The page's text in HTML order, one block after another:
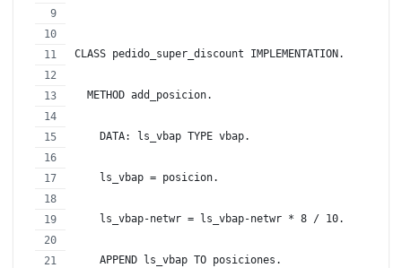
CLASS pedido_super_discount IMPLEMENTATION.
  METHOD add_posicion.
    DATA: ls_vbap TYPE vbap.
    ls_vbap = posicion.
    ls_vbap-netwr = ls_vbap-netwr * 8 / 10.
    APPEND ls_vbap TO posiciones.